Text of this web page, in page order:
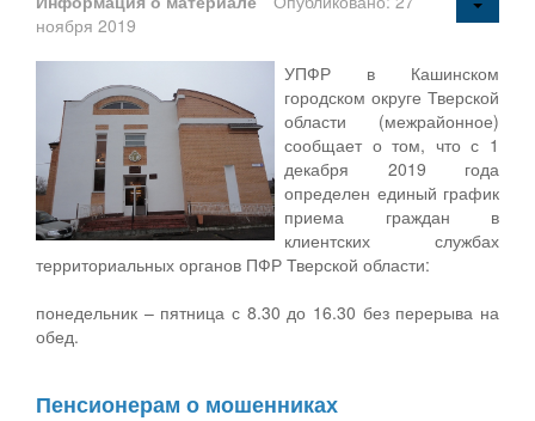
ноября 2019
УПФР в Кашинском
городском округе Тверской
области (межрайонное)
сообщает о том, что с 1
декабря 2019 года
определен единый график
приема граждан в
клиентских службах
территориальных органов ПФР Тверской области:
понедельник – пятница с 8.30 до 16.30 без перерыва на
обед.
Пенсионерам о мошенниках